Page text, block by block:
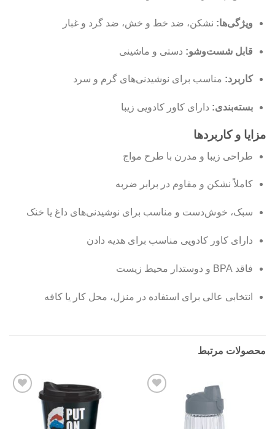
ویژگی‌ها: نشکن، ضد خط و خش، ضد گرد و غبار
قابل شست‌وشو: دستی و ماشینی
کاربرد: مناسب برای نوشیدنی‌های گرم و سرد
بسته‌بندی: دارای کاور کادویی زیبا
مزایا و کاربردها
طراحی زیبا و مدرن با طرح مواج
کاملاً نشکن و مقاوم در برابر ضربه
سبک، خوش‌دست و مناسب برای نوشیدنی‌های داغ یا خنک
دارای کاور کادویی مناسب برای هدیه دادن
فاقد BPA و دوستدار محیط زیست
انتخابی عالی برای استفاده در منزل، محل کار یا کافه
محصولات مرتبط